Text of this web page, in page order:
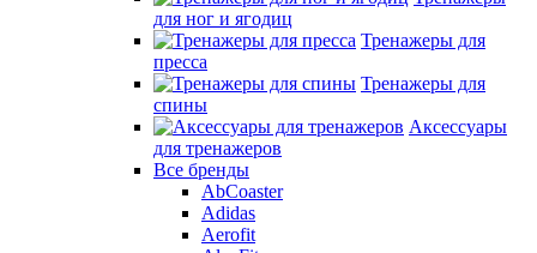
для ног и ягодиц
Тренажеры для
пресса
Тренажеры для
спины
Аксессуары
для тренажеров
Все бренды
AbCoaster
Adidas
Aerofit